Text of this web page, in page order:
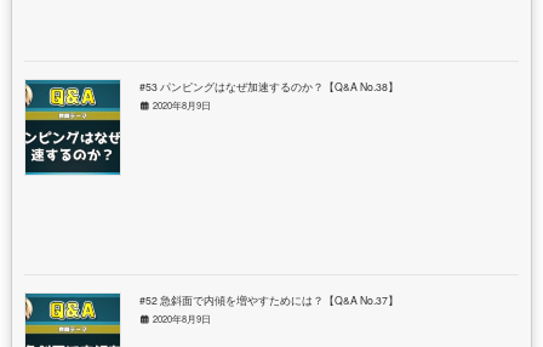
#53 パンピングはなぜ加速するのか？【Q&A No.38】
2020年8月9日
#52 急斜面で内傾を増やすためには？【Q&A No.37】
2020年8月9日